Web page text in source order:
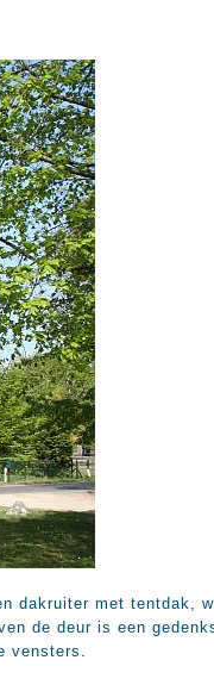
dakruiter met tentdak,
de deur is een
vensters.